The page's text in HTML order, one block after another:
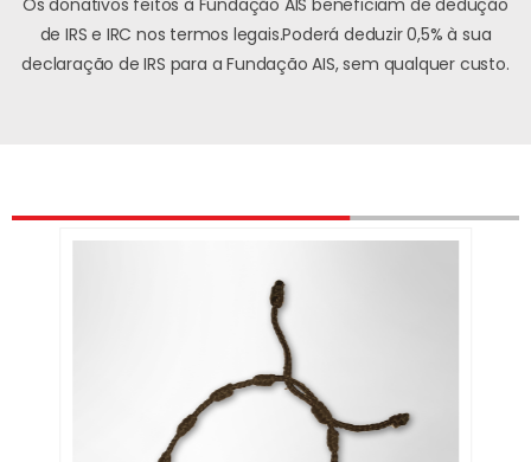
Os donativos feitos à Fundação AIS beneficiam de dedução
de IRS e IRC nos termos legais.Poderá deduzir 0,5% à sua
declaração de IRS para a Fundação AIS, sem qualquer custo.